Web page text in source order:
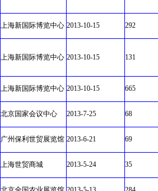
上海新国际博览中心 2013-10-15 292
上海新国际博览中心 2013-10-15 131
上海新国际博览中心 2013-10-15 665
北京国家会议中心 2013-7-25 68
广州保利世贸展览馆 2013-6-21 69
上海世贸商城 2013-5-24 35